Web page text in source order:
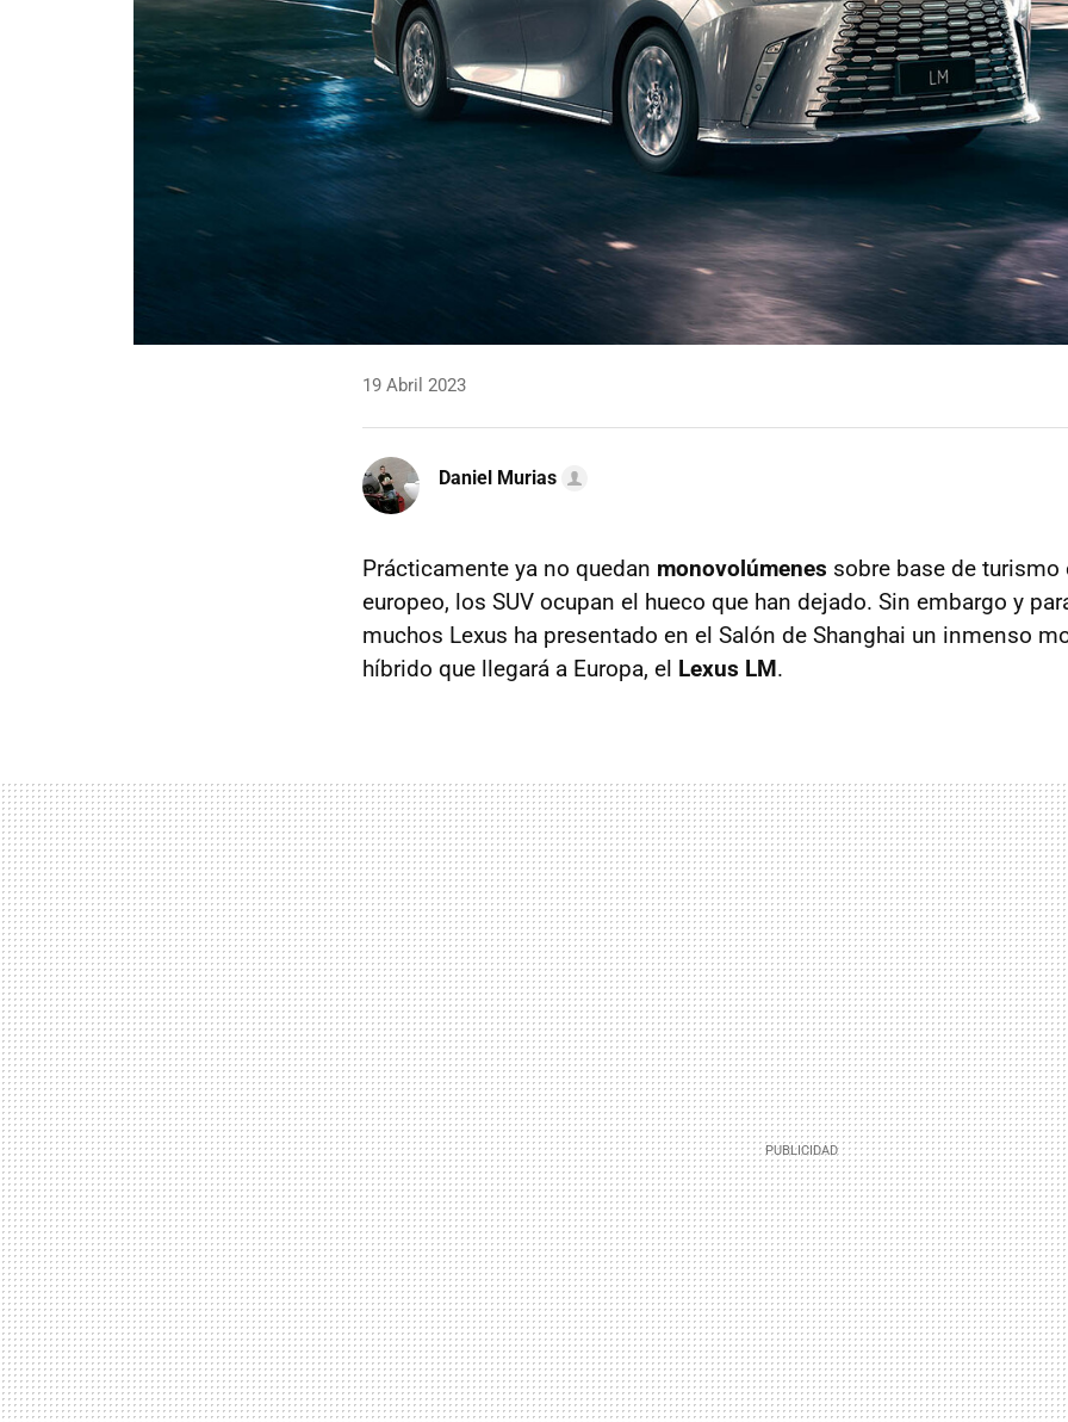
19 Abril 2023
Daniel Murias
Prácticamente ya no quedan monovolúmenes sobre base de turismo
europeo, los SUV ocupan el hueco que han dejado. Sin embargo y
muchos Lexus ha presentado en el Salón de Shanghai un inmenso
híbrido que llegará a Europa, el Lexus LM.